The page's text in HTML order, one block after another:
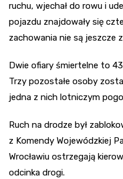
ruchu, wjechał do rowu i
pojazdu znajdowały się
zachowania nie są jeszcze
Dwie ofiary śmiertelne to
Trzy pozostałe osoby
jedna z nich lotniczym
Ruch na drodze był
z Komendy Wojewódzkiej
Wrocławiu ostrzegają
odcinka drogi.